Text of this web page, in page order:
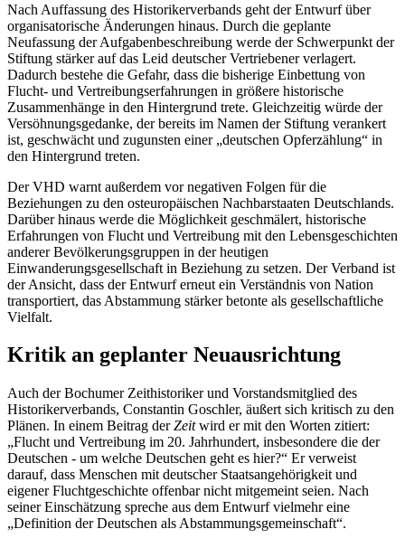
Nach Auffassung des Historikerverbands geht der Entwurf über
organisatorische Änderungen hinaus. Durch die geplante
Neufassung der Aufgabenbeschreibung werde der Schwerpunkt der
Stiftung stärker auf das Leid deutscher Vertriebener verlagert.
Dadurch bestehe die Gefahr, dass die bisherige Einbettung von
Flucht- und Vertreibungserfahrungen in größere historische
Zusammenhänge in den Hintergrund trete. Gleichzeitig würde der
Versöhnungsgedanke, der bereits im Namen der Stiftung verankert
ist, geschwächt und zugunsten einer „deutschen Opferzählung“ in
den Hintergrund treten.
Der VHD warnt außerdem vor negativen Folgen für die
Beziehungen zu den osteuropäischen Nachbarstaaten Deutschlands.
Darüber hinaus werde die Möglichkeit geschmälert, historische
Erfahrungen von Flucht und Vertreibung mit den Lebensgeschichten
anderer Bevölkerungsgruppen in der heutigen
Einwanderungsgesellschaft in Beziehung zu setzen. Der Verband ist
der Ansicht, dass der Entwurf erneut ein Verständnis von Nation
transportiert, das Abstammung stärker betonte als gesellschaftliche
Vielfalt.
Kritik an geplanter Neuausrichtung
Auch der Bochumer Zeithistoriker und Vorstandsmitglied des
Historikerverbands, Constantin Goschler, äußert sich kritisch zu den
Plänen. In einem Beitrag derZeitwird er mit den Worten zitiert:
„Flucht und Vertreibung im 20. Jahrhundert, insbesondere die der
Deutschen - um welche Deutschen geht es hier?“ Er verweist
darauf, dass Menschen mit deutscher Staatsangehörigkeit und
eigener Fluchtgeschichte offenbar nicht mitgemeint seien. Nach
seiner Einschätzung spreche aus dem Entwurf vielmehr eine
„Definition der Deutschen als Abstammungsgemeinschaft“.